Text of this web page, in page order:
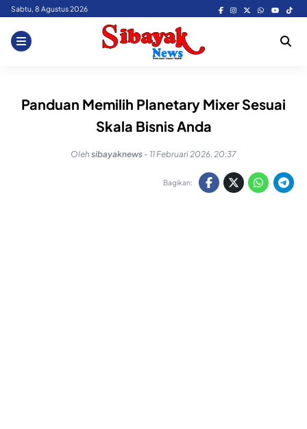
Skip
content
Sabtu, 8 Agustus 2026
Panduan Memilih Planetary Mixer Sesuai
Skala Bisnis Anda
Olehsibayaknews - 11 Februari 2026, 20:37
Bagikan: